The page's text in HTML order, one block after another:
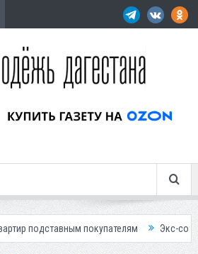
покупателям Экс-сотрудница